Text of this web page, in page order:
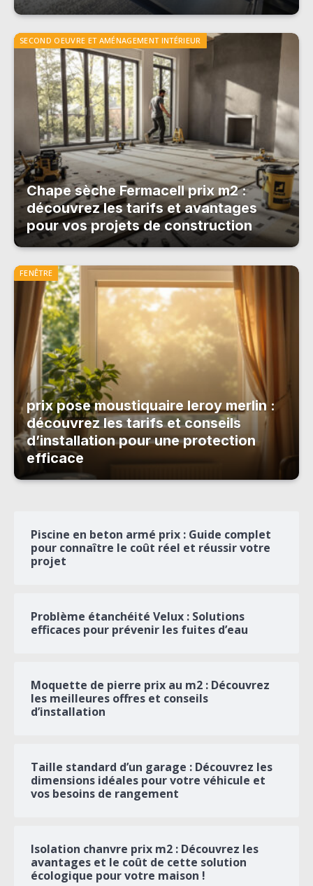
SECOND OEUVRE ET AMÉNAGEMENT INTÉRIEUR
Chape sèche Fermacell prix m2 :
découvrez les tarifs et avantages
pour vos projets de construction
FENÊTRE
prix pose moustiquaire leroy merlin :
découvrez les tarifs et conseils
d’installation pour une protection
efficace
Piscine en beton armé prix : Guide complet
pour connaître le coût réel et réussir votre
projet
Problème étanchéité Velux : Solutions
efficaces pour prévenir les fuites d’eau
Moquette de pierre prix au m2 : Découvrez
les meilleures offres et conseils
d’installation
Taille standard d’un garage : Découvrez les
dimensions idéales pour votre véhicule et
vos besoins de rangement
Isolation chanvre prix m2 : Découvrez les
avantages et le coût de cette solution
écologique pour votre maison !